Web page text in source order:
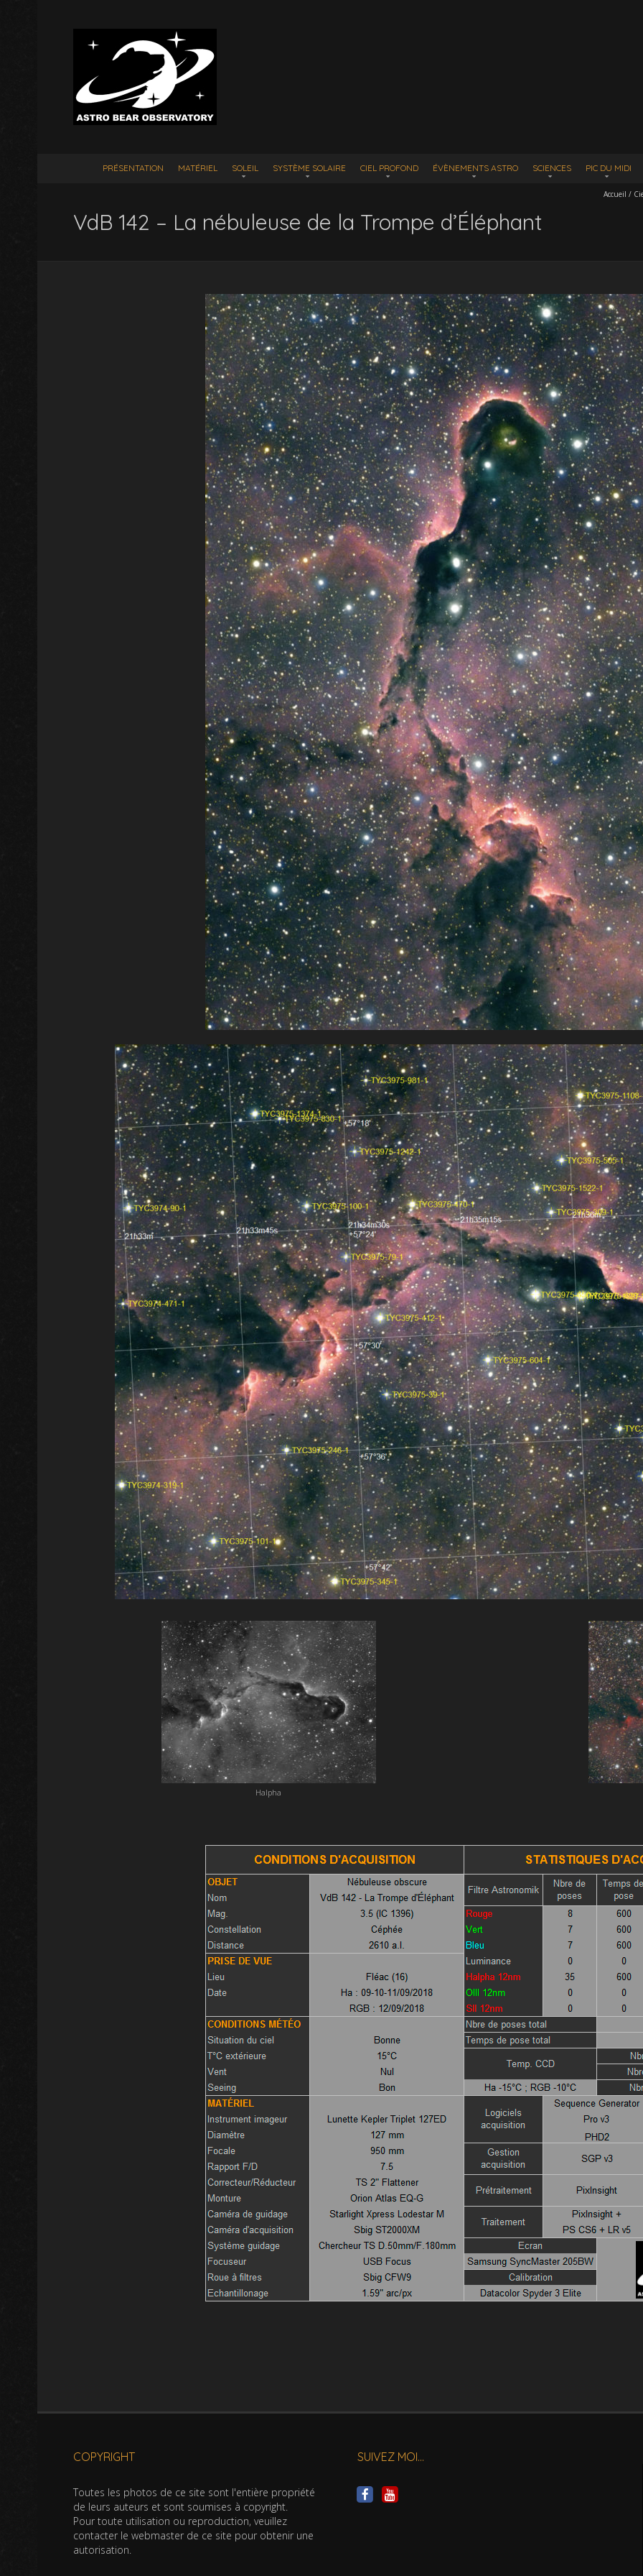
PRÉSENTATION MATÉRIEL SOLEIL SYSTÈME SOLAIRE CIEL PROFOND ÉVÈNEMENTS ASTRO SCIENCES PIC DU MIDI
Accueil /
VdB 142 – La nébuleuse de la Trompe d’Éléphant
Halpha
COPYRIGHT
Toutes les photos de ce site sont l'entière propriété
de leurs auteurs et sont soumises à copyright.
Pour toute utilisation ou reproduction, veuillez
contacter le webmaster de ce site pour obtenir une
autorisation.
SUIVEZ MOI…